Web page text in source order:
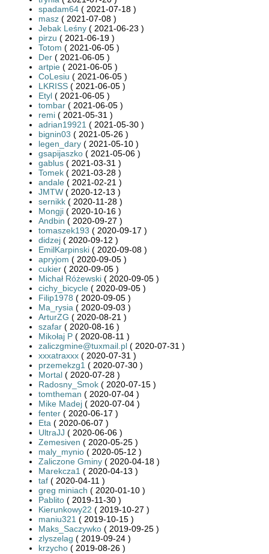
spadam64 ( 2021-07-18 )
masz ( 2021-07-08 )
Jebak Leśny ( 2021-06-23 )
pirzu ( 2021-06-19 )
Totom ( 2021-06-05 )
Der ( 2021-06-05 )
artpie ( 2021-06-05 )
CoLesiu ( 2021-06-05 )
LKRISS ( 2021-06-05 )
Etyl ( 2021-06-05 )
tombar ( 2021-06-05 )
remi ( 2021-05-31 )
adrian19921 ( 2021-05-30 )
bignin03 ( 2021-05-26 )
legen_dary ( 2021-05-10 )
gsapijaszko ( 2021-05-06 )
gablus ( 2021-03-31 )
Tomek ( 2021-03-28 )
andale ( 2021-02-21 )
JMTW ( 2020-12-13 )
sernikk ( 2020-11-28 )
Mongji ( 2020-10-16 )
Andbin ( 2020-09-27 )
tomaszek193 ( 2020-09-17 )
didzej ( 2020-09-12 )
EmilKarpinski ( 2020-09-08 )
apryjom ( 2020-09-05 )
cukier ( 2020-09-05 )
Michał Różewski ( 2020-09-05 )
cichy_bicycle ( 2020-09-05 )
Filip1978 ( 2020-09-05 )
Ma_rysia ( 2020-09-03 )
ArturZG ( 2020-08-21 )
szafar ( 2020-08-16 )
Mikołaj P ( 2020-08-11 )
zaliczgmine@tuxmail.pl ( 2020-07-31 )
xxxatraxxx ( 2020-07-31 )
przemekzg1 ( 2020-07-30 )
Mortal ( 2020-07-28 )
Radosny_Smok ( 2020-07-15 )
tomtheman ( 2020-07-04 )
Mike Madej ( 2020-07-04 )
fenter ( 2020-06-17 )
Eta ( 2020-06-07 )
UltraJJ ( 2020-06-06 )
Zemesiven ( 2020-05-25 )
maly_mynio ( 2020-05-12 )
Zaliczone Gminy ( 2020-04-18 )
Marekcza1 ( 2020-04-13 )
taf ( 2020-04-11 )
greg miniach ( 2020-01-10 )
Pablito ( 2019-11-30 )
Kierunkowy22 ( 2019-10-27 )
maniu321 ( 2019-10-15 )
Maks_Saczywko ( 2019-09-25 )
zlyszelag ( 2019-09-24 )
krzycho ( 2019-08-26 )